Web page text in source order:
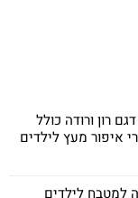
רון ורודה כולל
איפור מעץ לילדים
למטבח לילדים